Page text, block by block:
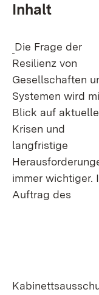
Inhalt
Die Frage der
Resilienz von
Gesellschaften
Systemen wird
Blick auf aktuelle
Krisen und
langfristige
immer wichtiger.
Auftrag des